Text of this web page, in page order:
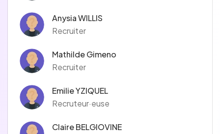
Anysia WILLIS
Recruiter
Mathilde Gimeno
Recruiter
Emilie YZIQUEL
Recruteur·euse
Claire BELGIOVINE